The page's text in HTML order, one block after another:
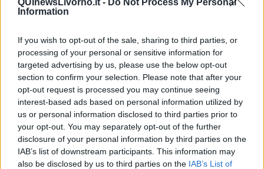
QUInewsLivorno.it - Do Not Process My Personal
Information
If you wish to opt-out of the sale, sharing to third parties, or
processing of your personal or sensitive information for
targeted advertising by us, please use the below opt-out
section to confirm your selection. Please note that after your
opt-out request is processed you may continue seeing
interest-based ads based on personal information utilized by
us or personal information disclosed to third parties prior to
your opt-out. You may separately opt-out of the further
disclosure of your personal information by third parties on the
IAB’s list of downstream participants. This information may
also be disclosed by us to third parties on the IAB’s List of
ha registrato una crescita bravi di bibliotecari che a loro volta hanno
presenze in sala di lettura in tutte le 30 biblioteche comunali sparse
sul suo territorio.
Quando trent'anni fa ho iniziato a fare questo mestiere nelle
biblioteche comunali c'erano si e no una decina di bravi bibliotecari.
Oggi sono quasi triplicati, ma sono ancora pochi. Troppo pochi.
Un buon suggerimento di lettura e una consulenza bibliografica
valgono moltissimo. Il fatto che questa cosa non venga ancora
percepita è un segnale della nostra arretratezza culturale e peggio
ancora uno dei fardelli invisibili che frenano lo sviluppo del paese.
Vogliamo provare a migliorare le cose?